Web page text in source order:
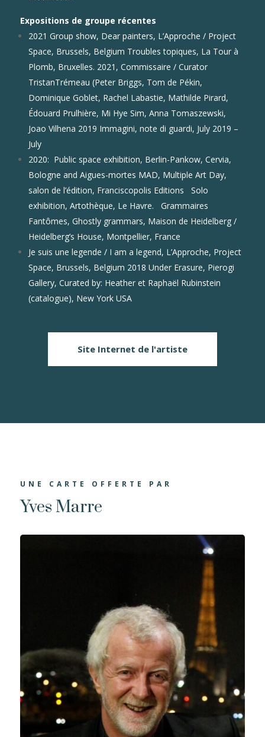
Expositions de groupe récentes
2021 Group show, Dear painters, L’Approche / Project
Space, Brussels, Belgium Troubles topiques, La Tour à
Plomb, Bruxelles. 2021, Commissaire / Curator
TristanTrémeau (Peter Briggs, Tom de Pékin,
Dominique Goblet, Rachel Labastie, Mathilde Pirard,
Édouard Prulhière, Mi Hye Sim, Anna Tomaszewski,
Joao Vilhena 2019 Immagini, note di guardi, July 2019 –
July
2020: Public space exhibition, Berlin-Pankow, Cervia,
Bologne and Aigues-mortes MAD, Multiple Art Day,
salon de l’édition, Franciscopolis Editions
Solo
exhibition, Artothèque, Le Havre.
Grammaires
Fantômes, Ghostly grammars, Maison de Heidelberg /
Heidelberg’s House, Montpellier, France
Je suis une legende / I am a legend, L’Approche, Project
Space, Brussels, Belgium 2018 Under Erasure, Pierogi
Gallery, Curated by: Heather et Raphaël Rubinstein
(catalogue), New York USA
Site Internet de l'artiste
UNE CARTE OFFERTE PAR
Yves Marre